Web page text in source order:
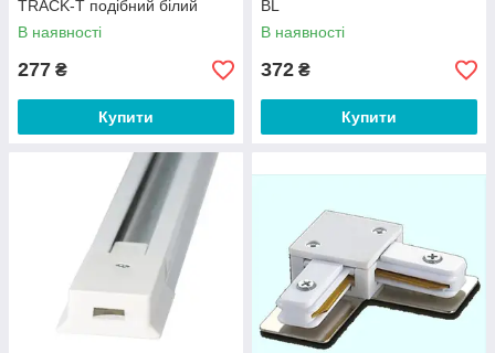
TRACK-Т подібний білий
В наявності
277 ₴
Купити
BL
В наявності
372 ₴
Купити